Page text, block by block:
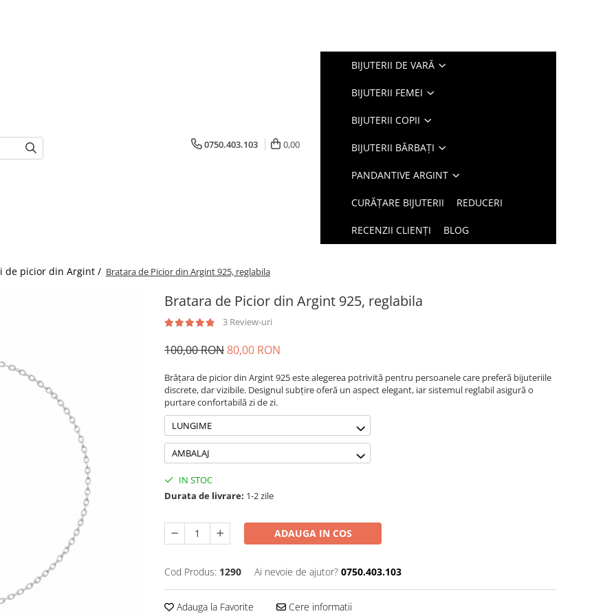
0750.403.103 0,00
BIJUTERII DE VARĂ
BIJUTERII FEMEI
BIJUTERII COPII
BIJUTERII BĂRBAȚI
PANDANTIVE ARGINT
CURĂȚARE BIJUTERII REDUCERI
RECENZII CLIENȚI BLOG
de picior din Argint / Bratara de Picior din Argint 925, reglabila
Bratara de Picior din Argint 925, reglabila
3 Review-uri
100,00 RON80,00 RON
Brățara de picior din Argint 925 este alegerea potrivită pentru persoanele care preferă bijuteriile
discrete, dar vizibile. Designul subțire oferă un aspect elegant, iar sistemul reglabil asigură o
purtare confortabilă zi de zi.
LUNGIME
AMBALAJ
IN STOC
Durata de livrare: 1-2 zile
ADAUGA IN COS
Cod Produs: 1290 Ai nevoie de ajutor? 0750.403.103
Adauga la Favorite Cere informatii